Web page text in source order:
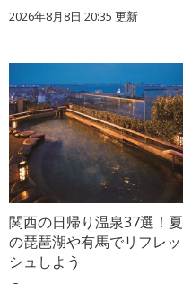
2026年8月8日 20:35 更新
関西の日帰り温泉37選！夏
の琵琶湖や有馬でリフレッ
シュしよう